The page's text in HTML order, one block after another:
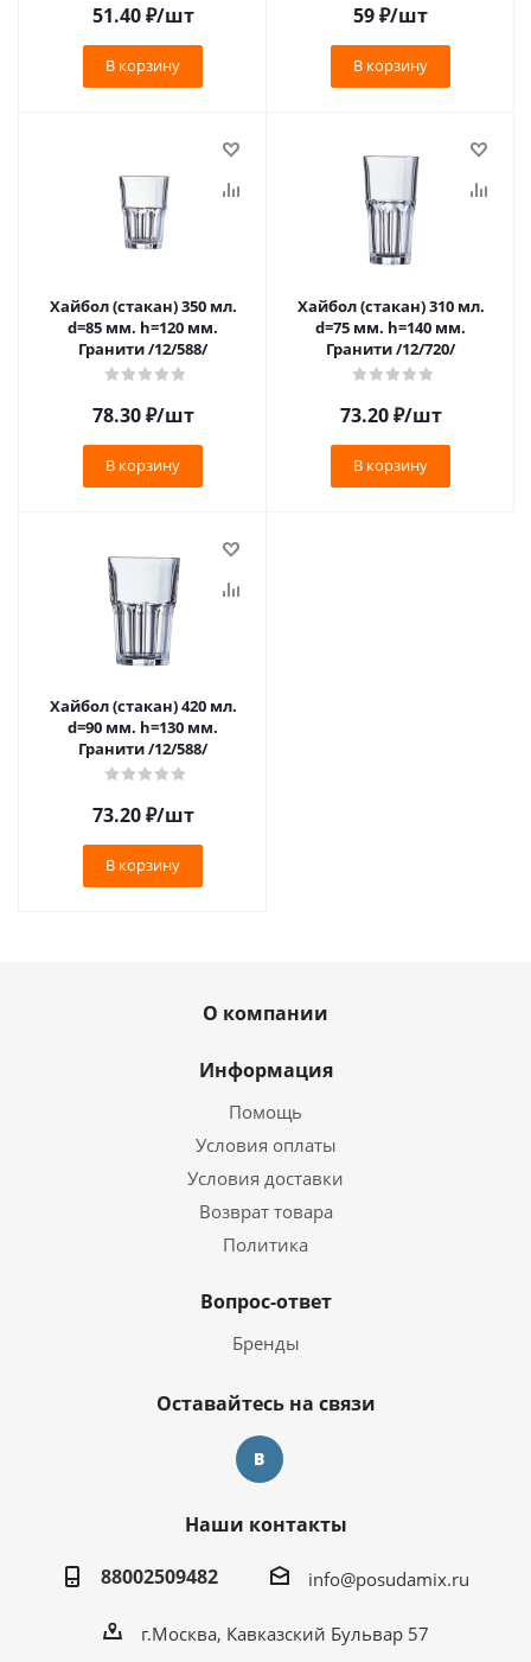
51.40₽/шт
В корзину
59₽/шт
В корзину
Хайбол (стакан) 350 мл.
d=85 мм. h=120 мм.
Гранити /12/588/
78.30₽/шт
В корзину
Хайбол (стакан) 310 мл.
d=75 мм. h=140 мм.
Гранити /12/720/
73.20₽/шт
В корзину
Хайбол (стакан) 420 мл.
d=90 мм. h=130 мм.
Гранити /12/588/
73.20₽/шт
В корзину
О компании
Информация
Помощь
Условия оплаты
Условия доставки
Возврат товара
Политика
Вопрос-ответ
Бренды
Оставайтесь на связи
Наши контакты
88002509482
info@posudamix.ru
г.Москва, Кавказский Бульвар 57